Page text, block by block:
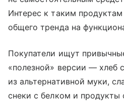
Интерес к таким
общего тренда на
Покупатели ищут
«полезной» версии — хлеб
из альтернативной муки,
снеки с белком и